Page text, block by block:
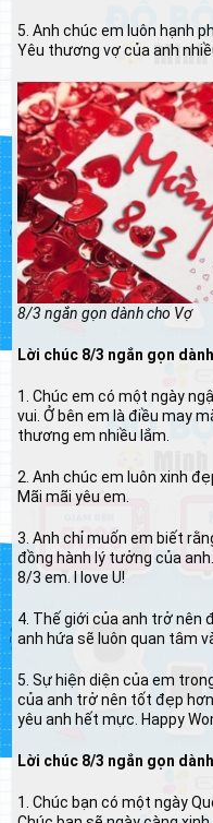
5. Anh chúc em luôn hạnh
Yêu thương vợ của anh
8/3 ngắn gọn dành cho Vợ
Lời chúc 8/3 ngắn gọn
1. Chúc em có một ngày
vui. Ở bên em là điều may
thương em nhiều lắm.
2. Anh chúc em luôn xinh
Mãi mãi yêu em.
3. Anh chỉ muốn em biết
đồng hành lý tưởng của
8/3 em. I love U!
4. Thế giới của anh trở nên
anh hứa sẽ luôn quan tâm
5. Sự hiện diện của em
của anh trở nên tốt đẹp
yêu anh hết mực. Happy
Lời chúc 8/3 ngắn gọn
1. Chúc bạn có một ngày